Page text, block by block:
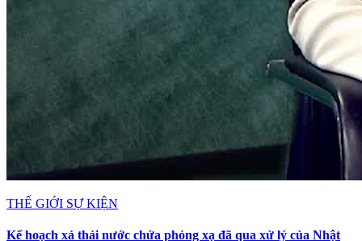
THẾ GIỚI SỰ KIỆN
Kế hoạch xả thải nước chứa phóng xạ đã qua xử lý của Nhật